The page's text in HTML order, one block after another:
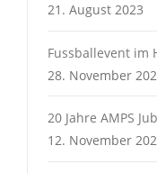
21. August 2023
Fussballevent im
28. November
20 Jahre AMPS
12. November